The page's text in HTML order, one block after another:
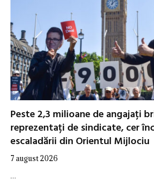
Peste 2,3 milioane de angajați
reprezentați de sindicate, cer
escaladării din Orientul Mijlociu
7 august 2026
…